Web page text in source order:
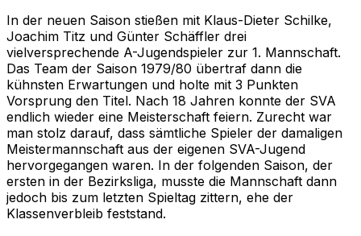
In der neuen Saison stießen mit Klaus-Dieter Schilke,
Joachim Titz und Günter Schäffler drei
vielversprechende A-Jugendspieler zur 1. Mannschaft.
Das Team der Saison 1979/80 übertraf dann die
kühnsten Erwartungen und holte mit 3 Punkten
Vorsprung den Titel. Nach 18 Jahren konnte der SVA
endlich wieder eine Meisterschaft feiern. Zurecht war
man stolz darauf, dass sämtliche Spieler der damaligen
Meistermannschaft aus der eigenen SVA-Jugend
hervorgegangen waren. In der folgenden Saison, der
ersten in der Bezirksliga, musste die Mannschaft dann
jedoch bis zum letzten Spieltag zittern, ehe der
Klassenverbleib feststand.